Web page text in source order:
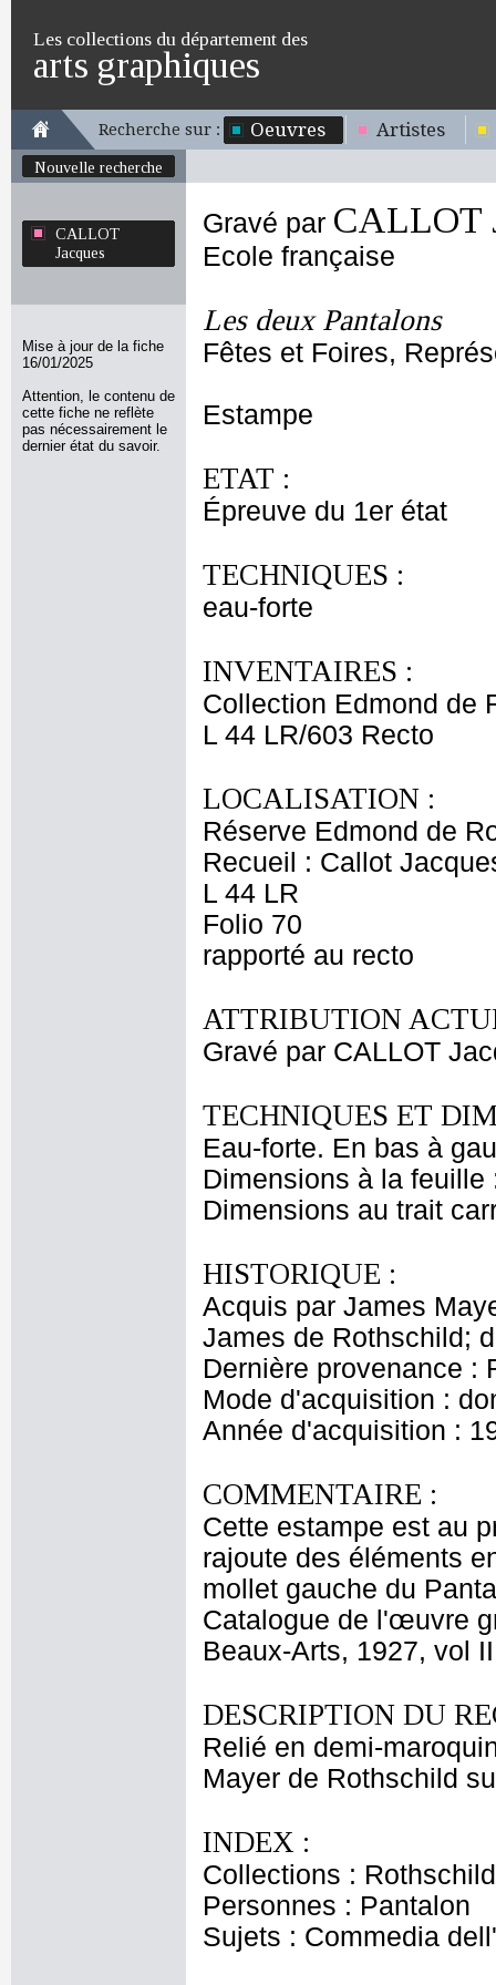
Les collections du département des
arts graphiques
Recherche sur : Oeuvres Artistes
Nouvelle recherche
CALLOT
Jacques
Mise à jour de la fiche
16/01/2025
Attention, le contenu de
cette fiche ne reflète
pas nécessairement le
dernier état du savoir.
Gravé par CALLOT
Ecole française
Les deux Pantalons
Fêtes et Foires,
Estampe
ETAT :
Épreuve du 1er état
TECHNIQUES :
eau-forte
INVENTAIRES :
Collection Edmond de
L 44 LR/603 Recto
LOCALISATION :
Réserve Edmond de
Recueil : Callot
L 44 LR
Folio 70
rapporté au recto
ATTRIBUTION
Gravé par CALLOT
TECHNIQUES ET
Eau-forte. En bas à
Dimensions à la
Dimensions au trait
HISTORIQUE :
Acquis par James
James de Rothschild;
Dernière provenance :
Mode d'acquisition :
Année d'acquisition :
COMMENTAIRE :
Cette estampe est au
rajoute des éléments
mollet gauche du
Catalogue de l'œuvre
Beaux-Arts, 1927, vol
DESCRIPTION DU
Relié en demi-
Mayer de Rothschild
INDEX :
Collections :
Personnes : Pantalon
Sujets : Commedia